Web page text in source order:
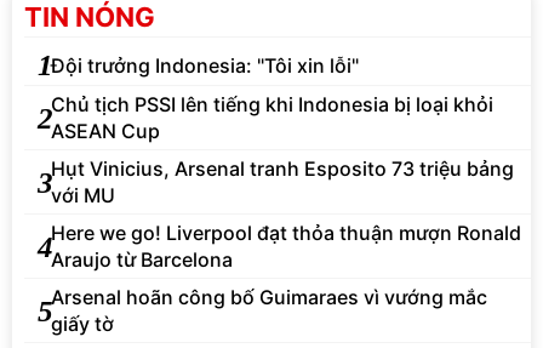
TIN NÓNG
1Đội trưởng Indonesia: "Tôi xin lỗi"
2Chủ tịch PSSI lên tiếng khi Indonesia bị loại khỏi
ASEAN Cup
3Hụt Vinicius, Arsenal tranh Esposito 73 triệu bảng
với MU
4Here we go! Liverpool đạt thỏa thuận mượn Ronald
Araujo từ Barcelona
5Arsenal hoãn công bố Guimaraes vì vướng mắc
giấy tờ